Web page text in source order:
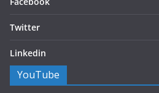
Twitter
Linkedin
YouTube